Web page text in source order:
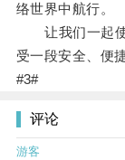
络世界中航行。
让我们一起使
受一段安全、便
#3#
评论
游客